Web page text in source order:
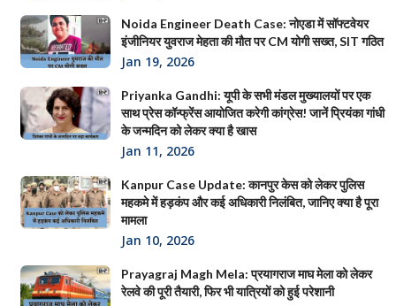
Noida Engineer Death Case: नोएडा में सॉफ्टवेयर
इंजीनियर युवराज मेहता की मौत पर CM योगी सख्त, SIT गठित
Jan 19, 2026
Priyanka Gandhi: यूपी के सभी मंडल मुख्यालयों पर एक
साथ प्रेस कॉन्फ्रेंस आयोजित करेगी कांग्रेस! जानें प्रियंका गांधी
के जन्मदिन को लेकर क्या है खास
Jan 11, 2026
Kanpur Case Update: कानपुर केस को लेकर पुलिस
महकमे में हड़कंप और कई अधिकारी निलंबित, जानिए क्या है पूरा
मामला
Jan 10, 2026
Prayagraj Magh Mela: प्रयागराज माघ मेला को लेकर
रेलवे की पूरी तैयारी, फिर भी यात्रियों को हुई परेशानी